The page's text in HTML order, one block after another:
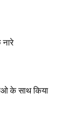
के साथ किया